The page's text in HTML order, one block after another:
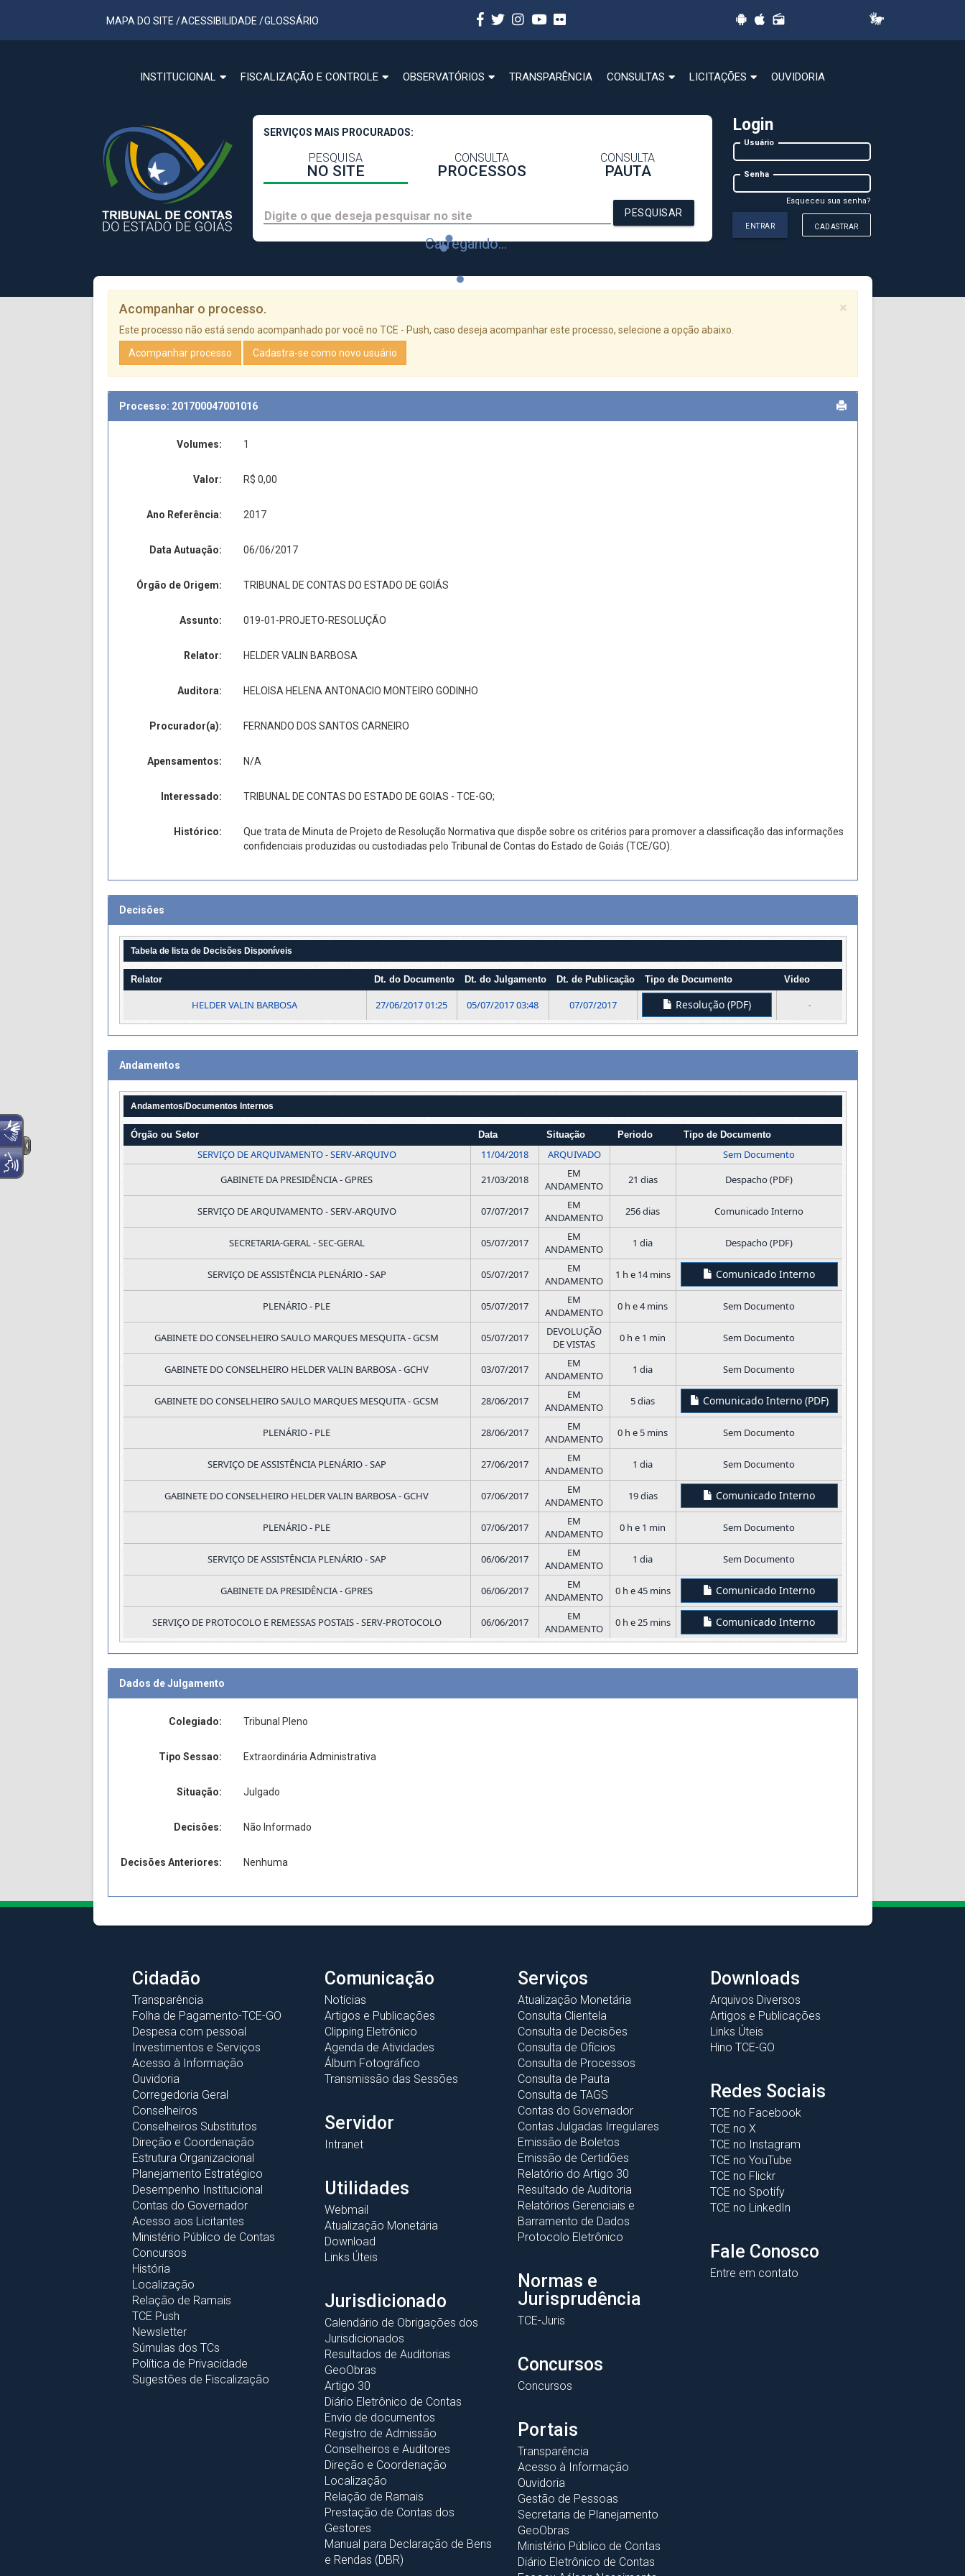
MAPA DO SITE /ACESSIBILIDADE /GLOSSÁRIO radio
INSTITUCIONAL FISCALIZAÇÃO E CONTROLE OBSERVATÓRIOS TRANSPARÊNCIA CONSULTAS LICITAÇÕES OUVIDORIA
SERVIÇOS MAIS PROCURADOS:
PESQUISA
NO SITE
CONSULTA
PROCESSOS
CONSULTA
PAUTA
PESQUISAR
Login
Usuário
Senha
Esqueceu sua senha?
ENTRAR CADASTRAR
×
Acompanhar o processo.
Este processo não está sendo acompanhado por você no TCE - Push, caso deseja acompanhar este processo, selecione a opção abaixo.
Acompanhar processo
Cadastra-se como novo usuário
Processo: 201700047001016
Volumes: 1
Valor: R$ 0,00
Ano Referência: 2017
Data Autuação: 06/06/2017
Órgão de Origem: TRIBUNAL DE CONTAS DO ESTADO DE GOIÁS
Assunto: 019-01-PROJETO-RESOLUÇÃO
Relator: HELDER VALIN BARBOSA
Auditora: HELOISA HELENA ANTONACIO MONTEIRO GODINHO
Procurador(a): FERNANDO DOS SANTOS CARNEIRO
Apensamentos: N/A
Interessado: TRIBUNAL DE CONTAS DO ESTADO DE GOIAS - TCE-GO;
Histórico:
Que trata de Minuta de Projeto de Resolução Normativa que dispõe sobre os critérios para promover a classificação das informações
confidenciais produzidas ou custodiadas pelo Tribunal de Contas do Estado de Goiás (TCE/GO).
Decisões
Tabela de lista de Decisões Disponíveis
Relator Dt. do Documento Dt. do Julgamento Dt. de Publicação Tipo de Documento Video
HELDER VALIN BARBOSA 27/06/2017 01:25 05/07/2017 03:48 07/07/2017 Resolução (PDF) -
Andamentos
Andamentos/Documentos Internos
Órgão ou Setor Data Situação Periodo Tipo de Documento
SERVIÇO DE ARQUIVAMENTO - SERV-ARQUIVO 11/04/2018 ARQUIVADO
Sem Documento
GABINETE DA PRESIDÊNCIA - GPRES
21/03/2018
EM
ANDAMENTO
21 dias Despacho (PDF)
SERVIÇO DE ARQUIVAMENTO - SERV-ARQUIVO 07/07/2017
EM
ANDAMENTO
256 dias Comunicado Interno
SECRETARIA-GERAL - SEC-GERAL 05/07/2017
EM
ANDAMENTO
1 dia Despacho (PDF)
SERVIÇO DE ASSISTÊNCIA PLENÁRIO - SAP 05/07/2017
EM
ANDAMENTO
1 h e 14 mins Comunicado Interno
PLENÁRIO - PLE 05/07/2017
EM
ANDAMENTO
0 h e 4 mins Sem Documento
GABINETE DO CONSELHEIRO SAULO MARQUES MESQUITA - GCSM 05/07/2017
DEVOLUÇÃO
DE VISTAS
0 h e 1 min Sem Documento
GABINETE DO CONSELHEIRO HELDER VALIN BARBOSA - GCHV 03/07/2017
EM
ANDAMENTO
1 dia Sem Documento
GABINETE DO CONSELHEIRO SAULO MARQUES MESQUITA - GCSM 28/06/2017
EM
ANDAMENTO
5 dias Comunicado Interno (PDF)
PLENÁRIO - PLE 28/06/2017
EM
ANDAMENTO
0 h e 5 mins Sem Documento
SERVIÇO DE ASSISTÊNCIA PLENÁRIO - SAP 27/06/2017
EM
ANDAMENTO
1 dia Sem Documento
GABINETE DO CONSELHEIRO HELDER VALIN BARBOSA - GCHV 07/06/2017
EM
ANDAMENTO
19 dias Comunicado Interno
PLENÁRIO - PLE 07/06/2017
EM
ANDAMENTO
0 h e 1 min Sem Documento
SERVIÇO DE ASSISTÊNCIA PLENÁRIO - SAP 06/06/2017
EM
ANDAMENTO
1 dia Sem Documento
GABINETE DA PRESIDÊNCIA - GPRES 06/06/2017
EM
ANDAMENTO
0 h e 45 mins Comunicado Interno
SERVIÇO DE PROTOCOLO E REMESSAS POSTAIS - SERV-PROTOCOLO 06/06/2017
EM
ANDAMENTO
0 h e 25 mins Comunicado Interno
Dados de Julgamento
Colegiado: Tribunal Pleno
Tipo Sessao: Extraordinária Administrativa
Situação: Julgado
Decisões: Não Informado
Decisões Anteriores: Nenhuma
Cidadão
Transparência
Folha de Pagamento-TCE-GO
Despesa com pessoal
Investimentos e Serviços
Acesso à Informação
Ouvidoria
Corregedoria Geral
Conselheiros
Conselheiros Substitutos
Direção e Coordenação
Estrutura Organizacional
Planejamento Estratégico
Desempenho Institucional
Contas do Governador
Acesso aos Licitantes
Ministério Público de Contas
Concursos
História
Localização
Relação de Ramais
TCE Push
Newsletter
Súmulas dos TCs
Política de Privacidade
Sugestões de Fiscalização
Comunicação
Notícias
Artigos e Publicações
Clipping Eletrônico
Agenda de Atividades
Álbum Fotográfico
Transmissão das Sessões
Servidor
Intranet
Utilidades
Webmail
Atualização Monetária
Download
Links Úteis
Jurisdicionado
Calendário de Obrigações dos
Jurisdicionados
Resultados de Auditorias
GeoObras
Artigo 30
Diário Eletrônico de Contas
Envio de documentos
Registro de Admissão
Conselheiros e Auditores
Direção e Coordenação
Localização
Relação de Ramais
Prestação de Contas dos
Gestores
Manual para Declaração de Bens
e Rendas (DBR)
Serviços
Atualização Monetária
Consulta Clientela
Consulta de Decisões
Consulta de Ofícios
Consulta de Processos
Consulta de Pauta
Consulta de TAGS
Contas do Governador
Contas Julgadas Irregulares
Emissão de Boletos
Emissão de Certidões
Relatório do Artigo 30
Resultado de Auditoria
Relatórios Gerenciais e
Barramento de Dados
Protocolo Eletrônico
Normas e
Jurisprudência
TCE-Juris
Concursos
Concursos
Portais
Transparência
Acesso à Informação
Ouvidoria
Gestão de Pessoas
Secretaria de Planejamento
GeoObras
Ministério Público de Contas
Diário Eletrônico de Contas
Downloads
Arquivos Diversos
Artigos e Publicações
Links Úteis
Hino TCE-GO
Redes Sociais
TCE no Facebook
TCE no X
TCE no Instagram
TCE no YouTube
TCE no Flickr
TCE no Spotify
TCE no LinkedIn
Fale Conosco
Entre em contato
Carregando...